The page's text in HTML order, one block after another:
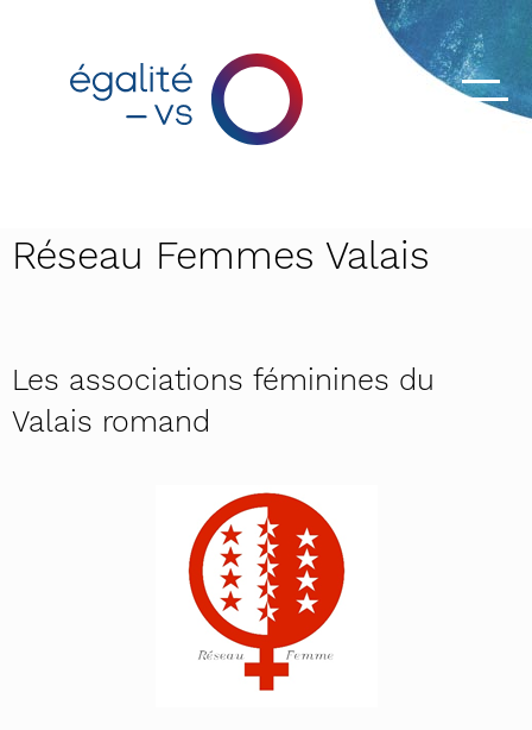
Réseau Femmes Valais
Les associations féminines du
Valais romand